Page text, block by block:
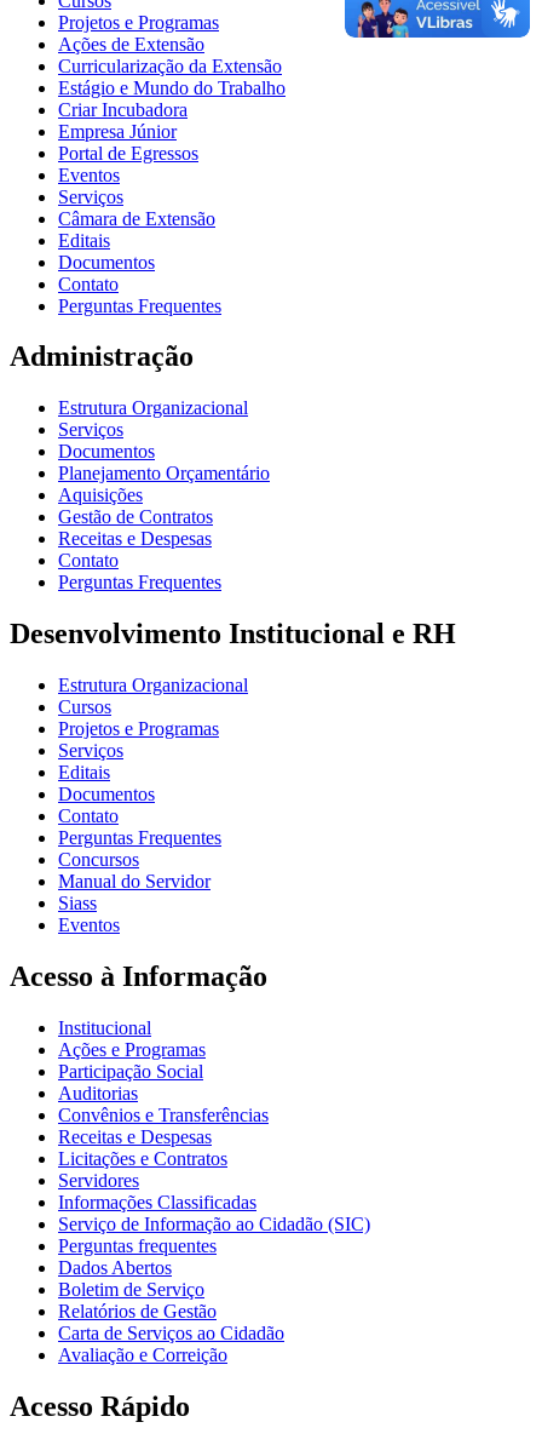
Projetos e Programas
Ações de Extensão
Curricularização da Extensão
Estágio e Mundo do Trabalho
Criar Incubadora
Empresa Júnior
Portal de Egressos
Eventos
Serviços
Câmara de Extensão
Editais
Documentos
Contato
Perguntas Frequentes
Administração
Estrutura Organizacional
Serviços
Documentos
Planejamento Orçamentário
Aquisições
Gestão de Contratos
Receitas e Despesas
Contato
Perguntas Frequentes
Desenvolvimento Institucional e RH
Estrutura Organizacional
Cursos
Projetos e Programas
Serviços
Editais
Documentos
Contato
Perguntas Frequentes
Concursos
Manual do Servidor
Siass
Eventos
Acesso à Informação
Institucional
Ações e Programas
Participação Social
Auditorias
Convênios e Transferências
Receitas e Despesas
Licitações e Contratos
Servidores
Informações Classificadas
Serviço de Informação ao Cidadão (SIC)
Perguntas frequentes
Dados Abertos
Boletim de Serviço
Relatórios de Gestão
Carta de Serviços ao Cidadão
Avaliação e Correição
Acesso Rápido